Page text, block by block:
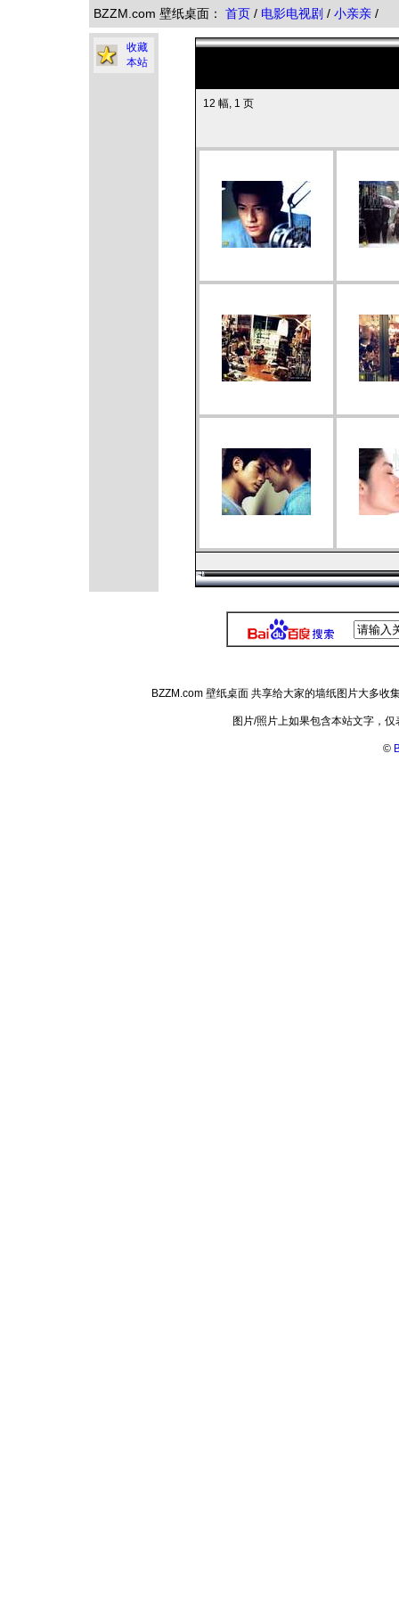
BZZM.com 壁纸桌面： 首页 / 电影电视剧 / 小亲亲 /
收藏
本站
12 幅, 1 页
BZZM.com 壁纸桌面 共享给大家的墙纸图片大多
图片/照片上如果包含本站文字，
©